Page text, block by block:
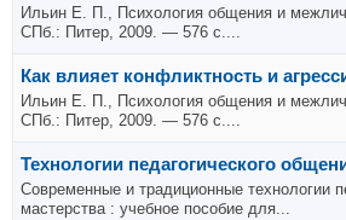
Ильин Е. П., Психология общения и
СПб.: Питер, 2009. — 576 с....
Как влияет конфликтность и
Ильин Е. П., Психология общения и
СПб.: Питер, 2009. — 576 с....
Технологии педагогического
Современные и традиционные технологии
мастерства : учебное пособие для...